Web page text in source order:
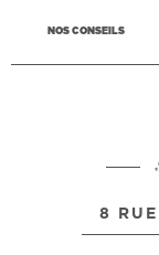
NOS CONSEILS
8